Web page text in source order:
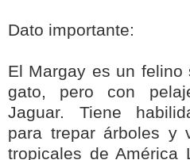
Dato importante:
El Margay es un
gato, pero con
Jaguar. Tiene
para trepar árboles y
tropicales de América